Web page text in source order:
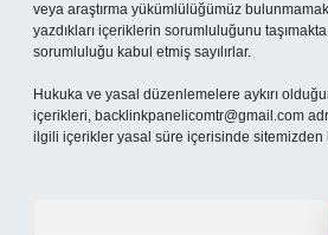
veya araştırma yükümlülüğümüz
yazdıkları içeriklerin sorumluluğunu
sorumluluğu kabul etmiş sayılırlar.
Hukuka ve yasal düzenlemelere aykırı
içerikleri, backlinkpanelicomtr@gmail.com
ilgili içerikler yasal süre içerisinde sitemizden